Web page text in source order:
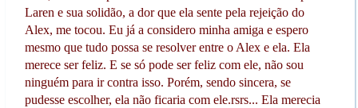
Laren e sua solidão, a dor que ela sente pela rejeição do
Alex, me tocou. Eu já a considero minha amiga e espero
mesmo que tudo possa se resolver entre o Alex e ela. Ela
merece ser feliz. E se só pode ser feliz com ele, não sou
ninguém para ir contra isso. Porém, sendo sincera, se
pudesse escolher, ela não ficaria com ele.rsrs... Ela merecia